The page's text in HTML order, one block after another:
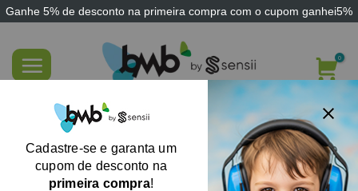
Ganhe 5% de desconto na primeira compra com o cupom ganhei5%
content
FILTRE AQUI
Cadastre-se e garanta um
cupom de desconto na
primeira compra!